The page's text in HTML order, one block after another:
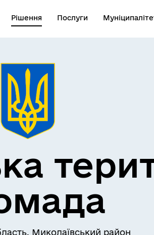
Рішення Послуги
Миколаївський район